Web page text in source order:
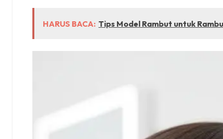
HARUS BACA: Tips Model Rambut untuk